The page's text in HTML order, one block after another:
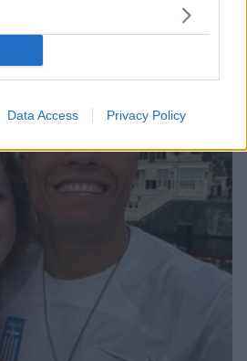
Data Access Privacy Policy